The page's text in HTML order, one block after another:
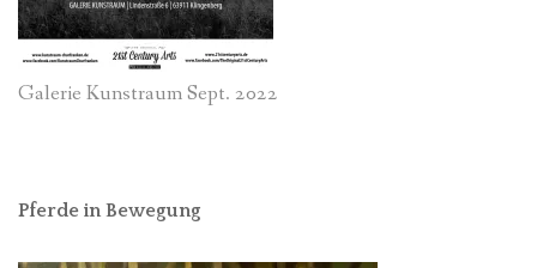
Galerie Kunstraum Sept. 2022
Pferde in Bewegung